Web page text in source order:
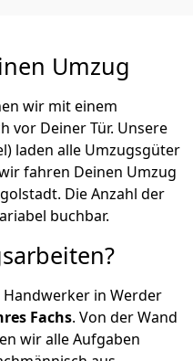
Umzug
wir mit einem
vor Deiner Tür. Unsere
laden alle Umzugsgüter
fahren Deinen Umzug
Die Anzahl der
buchbar.
in Werder
Fachs. Von der Wand
wir alle Aufgaben